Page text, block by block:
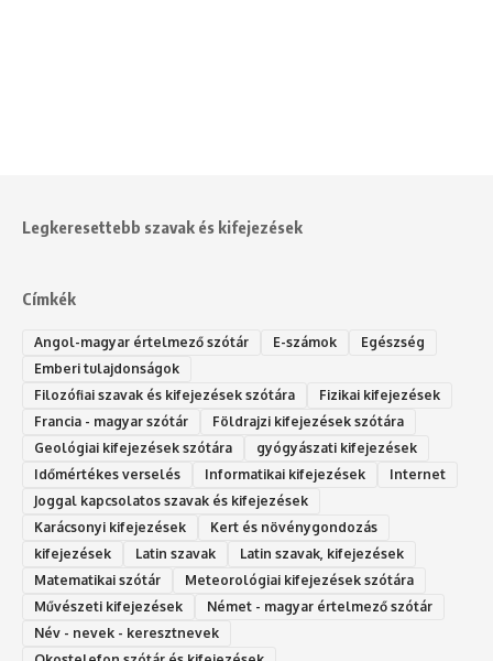
Legkeresettebb szavak és kifejezések
Címkék
Angol-magyar értelmező szótár E-számok
Egészség
Emberi tulajdonságok
Filozófiai szavak és kifejezések szótára
Fizikai kifejezések
Francia - magyar szótár
Földrajzi kifejezések szótára
Geológiai kifejezések szótára
gyógyászati kifejezések
Időmértékes verselés
Informatikai kifejezések
Internet
Joggal kapcsolatos szavak és kifejezések
Karácsonyi kifejezések
Kert és növénygondozás
kifejezések
Latin szavak
Latin szavak, kifejezések
Matematikai szótár
Meteorológiai kifejezések szótára
Művészeti kifejezések
Német - magyar értelmező szótár
Név - nevek - keresztnevek